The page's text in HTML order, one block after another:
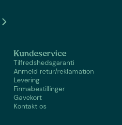
Kundeservice
Tilfredshedsgaranti
Anmeld retur/reklamation
Levering
Firmabestillinger
Gavekort
Kontakt os